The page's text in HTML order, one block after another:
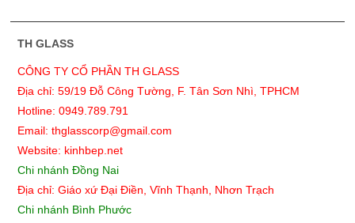
TH GLASS
CÔNG TY CỔ PHẦN TH GLASS
Địa chỉ: 59/19 Đỗ Công Tường, F. Tân Sơn Nhì, TPHCM
Hotline: 0949.789.791
Email: thglasscorp@gmail.com
Website: kinhbep.net
Chi nhánh Đồng Nai
Địa chỉ: Giáo xứ Đại Điền, Vĩnh Thạnh, Nhơn Trạch
Chi nhánh Bình Phước